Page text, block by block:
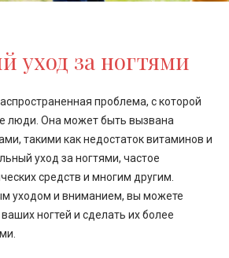
уход за ногтями
проблема, с которой
люди. Она может быть вызвана
такими как недостаток витаминов и
уход за ногтями, частое
средств и многим другим.
уходом и вниманием, вы можете
ногтей и сделать их более